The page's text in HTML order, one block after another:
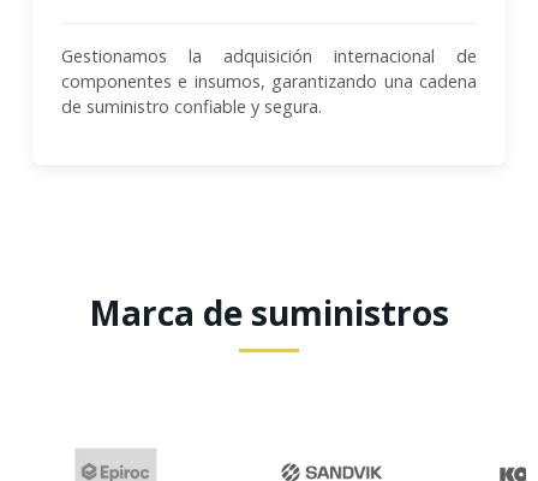
Gestionamos la adquisición internacional de
componentes e insumos, garantizando una cadena
de suministro confiable y segura.
Marca de suministros